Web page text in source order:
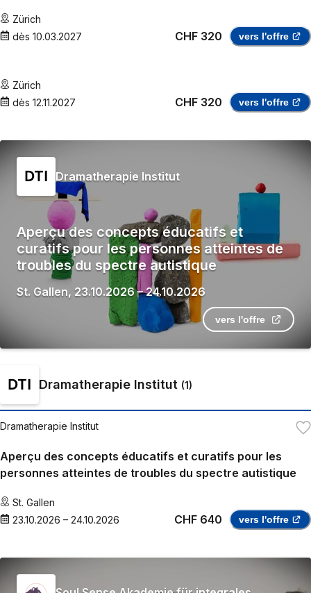
Zürich
dès 10.03.2027 CHF 320 vers l'offre
Zürich
dès 12.11.2027 CHF 320 vers l'offre
Dramatherapie Institut
Aperçu des concepts éducatifs et
curatifs pour les personnes atteintes de
troubles du spectre autistique
St. Gallen, 23.10.2026–24.10.2026
vers l'offre
Dramatherapie Institut (1)
Dramatherapie Institut
Aperçu des concepts éducatifs et curatifs pour les
personnes atteintes de troubles du spectre autistique
St. Gallen
23.10.2026 – 24.10.2026 CHF 640 vers l'offre